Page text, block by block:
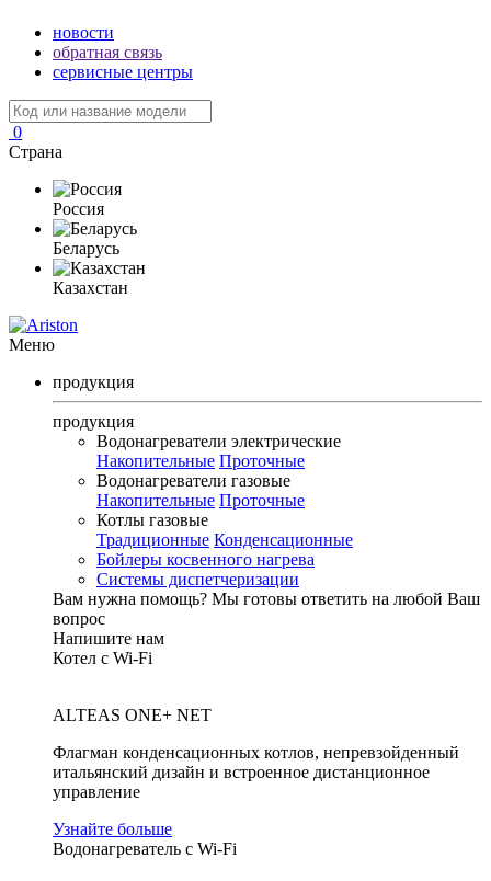
новости
обратная связь
сервисные центры
0
Страна
Россия
Беларусь
Казахстан
Меню
продукция
продукция
Водонагреватели электрические
Накопительные Проточные
Водонагреватели газовые
Накопительные Проточные
Котлы газовые
Традиционные Конденсационные
Бойлеры косвенного нагрева
Системы диспетчеризации
Вам нужна помощь? Мы готовы ответить на любой Ваш
вопрос
Напишите нам
Котел с Wi-Fi
ALTEAS ONE+ NET
Флагман конденсационных котлов, непревзойденный
итальянский дизайн и встроенное дистанционное
управление
Узнайте больше
Водонагреватель с Wi-Fi